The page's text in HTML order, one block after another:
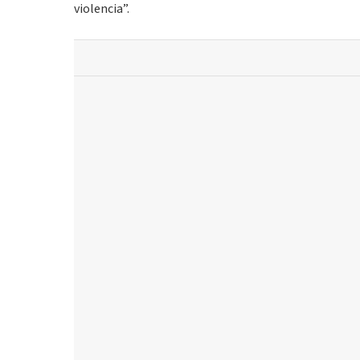
violencia”.